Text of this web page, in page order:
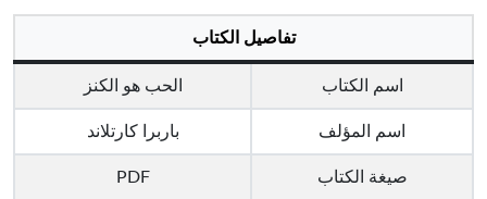
تفاصيل الكتاب
اسم الكتاب الحب هو الكنز
اسم المؤلف باربرا كارتلاند
صيغة الكتاب PDF